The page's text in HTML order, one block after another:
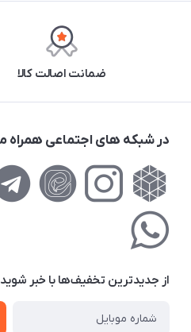
ضمانت اصالت کالا
در شبکه های اجتماعی همراه
از جدید‌ترین تخفیف‌ها با‌ خبر شوید